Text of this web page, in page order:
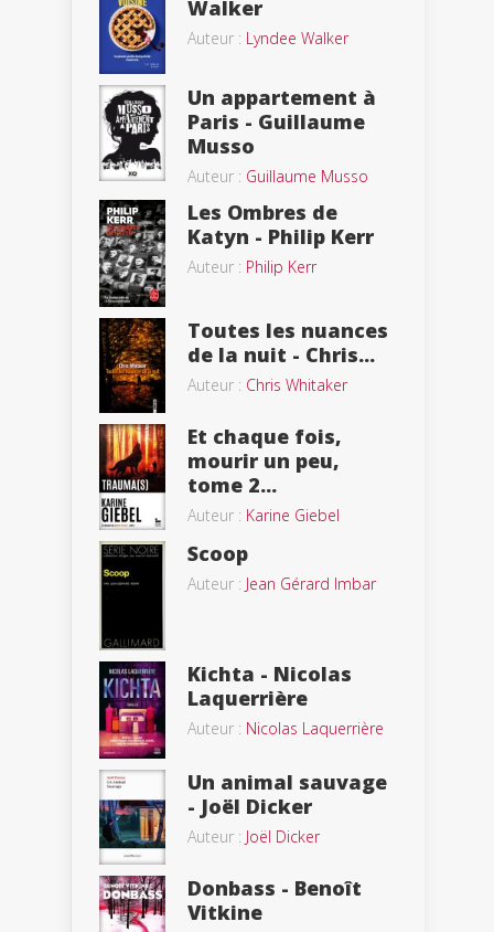
Walker
Auteur : Lyndee Walker
Un appartement à
Paris - Guillaume
Musso
Auteur : Guillaume Musso
Les Ombres de
Katyn - Philip Kerr
Auteur : Philip Kerr
Toutes les nuances
de la nuit - Chris...
Auteur : Chris Whitaker
Et chaque fois,
mourir un peu,
tome 2...
Auteur : Karine Giebel
Scoop
Auteur : Jean Gérard Imbar
Kichta - Nicolas
Laquerrière
Auteur : Nicolas Laquerrière
Un animal sauvage
- Joël Dicker
Auteur : Joël Dicker
Donbass - Benoît
Vitkine